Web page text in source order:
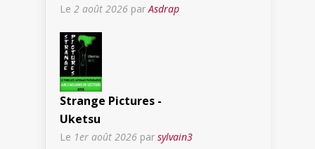
Le 2 août 2026 par Asdrap
Strange Pictures -
Uketsu
Le 1er août 2026 par sylvain3